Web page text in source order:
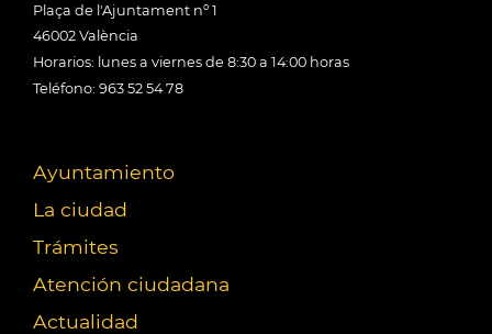
Plaça de l'Ajuntament nº 1
46002 València
Horarios: lunes a viernes de 8:30 a 14:00 horas
Teléfono: 963 52 54 78
Ayuntamiento
La ciudad
Trámites
Atención ciudadana
Actualidad